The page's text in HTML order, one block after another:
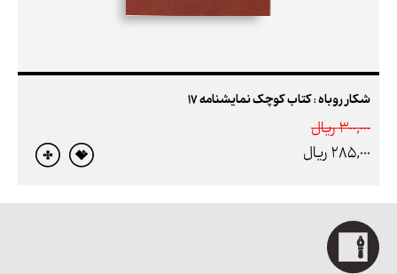
شکار روباه : کتاب کوچک نمایشنامه 17
300,000 ريال
285,000 ريال